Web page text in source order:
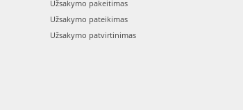
Užsakymo pakeitimas
Užsakymo pateikimas
Užsakymo patvirtinimas